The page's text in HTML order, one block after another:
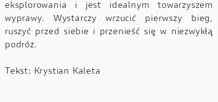
eksplorowania i jest idealnym towarzyszem
wyprawy. Wystarczy wrzucić pierwszy bieg,
ruszyć przed siebie i przenieść się w niezwykłą
podróż.
Tekst: Krystian Kaleta